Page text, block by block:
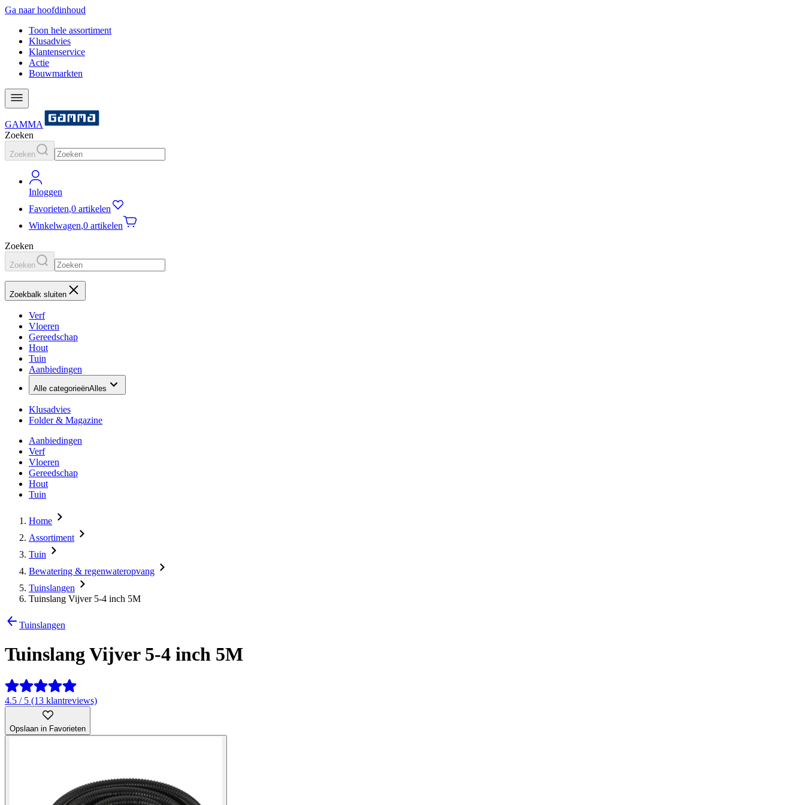
Ga naar hoofdinhoud
Toon hele assortiment
Klusadvies
Klantenservice
Actie
Bouwmarkten
GAMMA
Zoeken
Zoeken
Inloggen
Favorieten,0 artikelen
Winkelwagen,0 artikelen
Zoeken
Zoeken
Zoekbalk sluiten
Verf
Vloeren
Gereedschap
Hout
Tuin
Aanbiedingen
Alle categorieënAlles
Klusadvies
Folder & Magazine
Aanbiedingen
Verf
Vloeren
Gereedschap
Hout
Tuin
Home
Assortiment
Tuin
Bewatering & regenwateropvang
Tuinslangen
Tuinslang Vijver 5-4 inch 5M
Tuinslangen
Tuinslang Vijver 5-4 inch 5M
4.5 / 5 (13 klantreviews)
Opslaan in Favorieten